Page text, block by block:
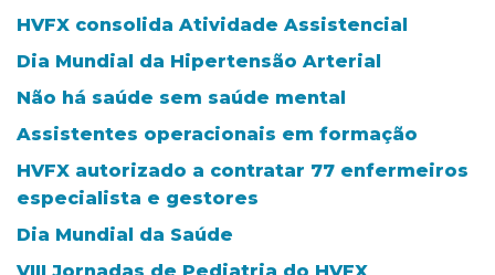
HVFX consolida Atividade Assistencial
Dia Mundial da Hipertensão Arterial
Não há saúde sem saúde mental
Assistentes operacionais em formação
HVFX autorizado a contratar 77 enfermeiros
especialista e gestores
Dia Mundial da Saúde